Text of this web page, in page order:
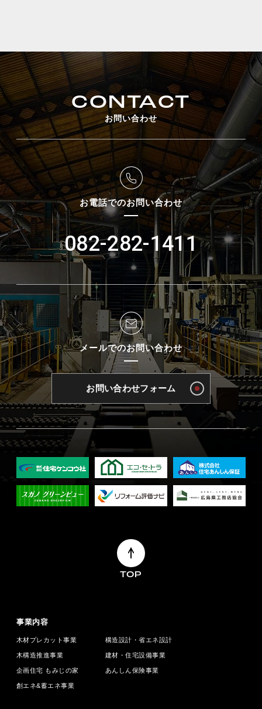
CONTACT
お問い合わせ
お電話でのお問い合わせ
082-282-1411
メールでのお問い合わせ
お問い合わせフォーム
TOP
事業内容
木材プレカット事業 構造設計・省エネ設計
木構造推進事業 建材・住宅設備事業
企画住宅 もみじの家 あんしん保険事業
創エネ&蓄エネ事業